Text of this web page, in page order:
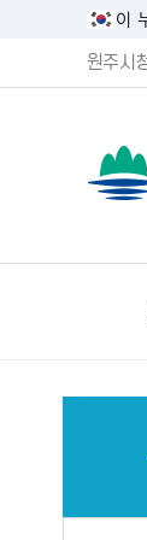
이
원주시
문화
단구
시장
제안
원주